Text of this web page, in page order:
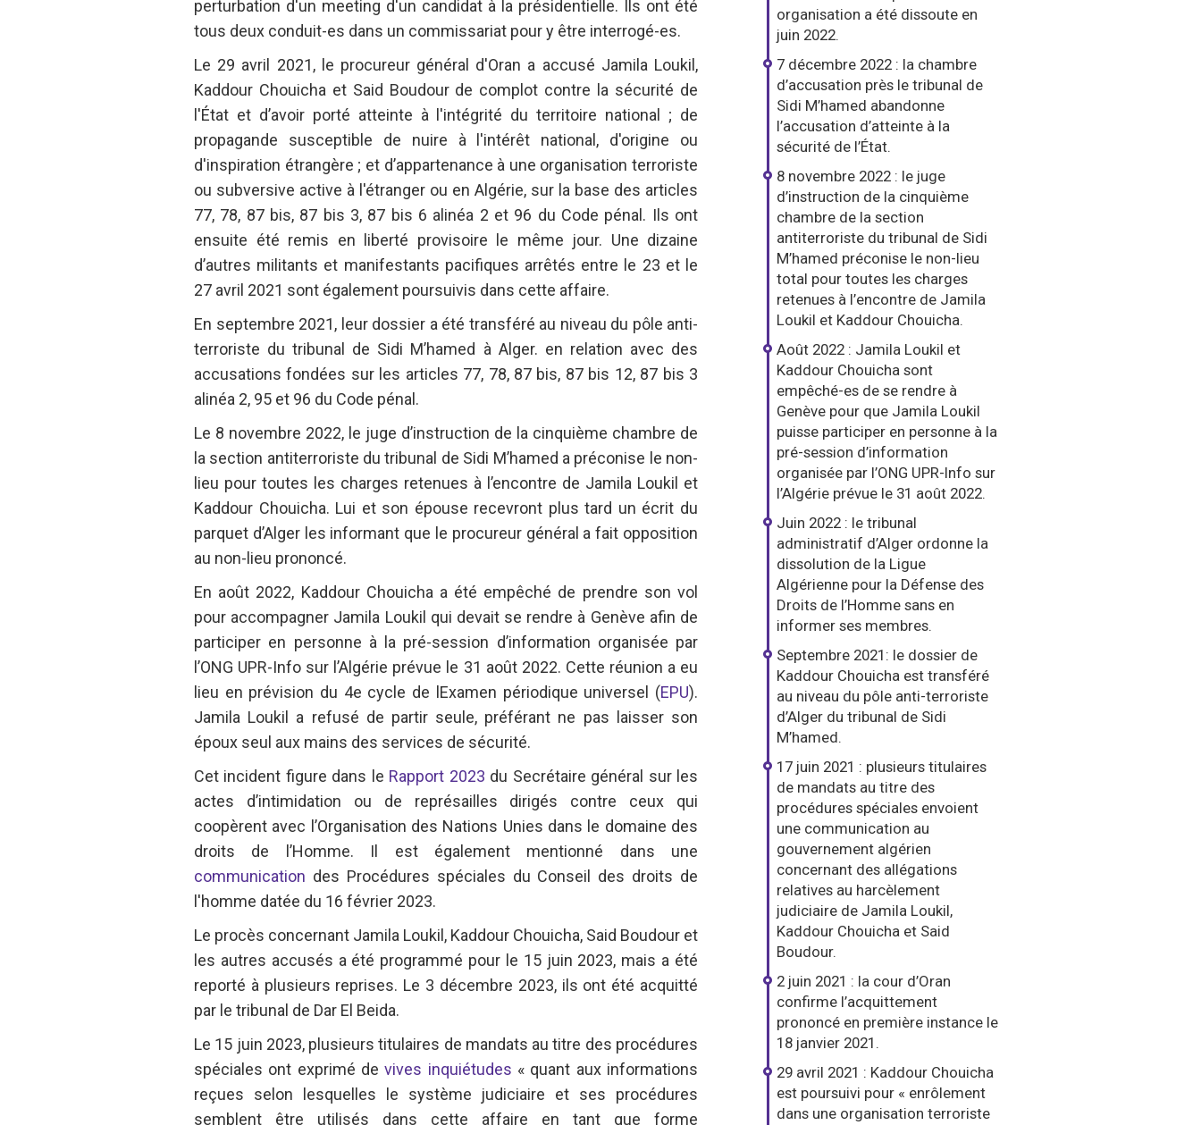
perturbation d'un meeting d'un candidat à la présidentielle. Ils ont été
tous deux conduit-es dans un commissariat pour y être interrogé-es.
Le 29 avril 2021, le procureur général d'Oran a accusé Jamila Loukil,
Kaddour Chouicha et Said Boudour de complot contre la sécurité de
l'État et d’avoir porté atteinte à l'intégrité du territoire national ; de
propagande susceptible de nuire à l'intérêt national, d'origine ou
d'inspiration étrangère ; et d’appartenance à une organisation terroriste
ou subversive active à l'étranger ou en Algérie, sur la base des articles
77, 78, 87 bis, 87 bis 3, 87 bis 6 alinéa 2 et 96 du Code pénal. Ils ont
ensuite été remis en liberté provisoire le même jour. Une dizaine
d’autres militants et manifestants pacifiques arrêtés entre le 23 et le
27 avril 2021 sont également poursuivis dans cette affaire.
En septembre 2021, leur dossier a été transféré au niveau du pôle anti-
terroriste du tribunal de Sidi M’hamed à Alger. en relation avec des
accusations fondées sur les articles 77, 78, 87 bis, 87 bis 12, 87 bis 3
alinéa 2, 95 et 96 du Code pénal.
Le 8 novembre 2022, le juge d’instruction de la cinquième chambre de
la section antiterroriste du tribunal de Sidi M’hamed a préconise le non-
lieu pour toutes les charges retenues à l’encontre de Jamila Loukil et
Kaddour Chouicha. Lui et son épouse recevront plus tard un écrit du
parquet d’Alger les informant que le procureur général a fait opposition
au non-lieu prononcé.
En août 2022, Kaddour Chouicha a été empêché de prendre son vol
pour accompagner Jamila Loukil qui devait se rendre à Genève afin de
participer en personne à la pré-session d’information organisée par
l’ONG UPR-Info sur l’Algérie prévue le 31 août 2022. Cette réunion a eu
lieu en prévision du 4e cycle de lExamen périodique universel (EPU).
Jamila Loukil a refusé de partir seule, préférant ne pas laisser son
époux seul aux mains des services de sécurité.
Cet incident figure dans le Rapport 2023 du Secrétaire général sur les
actes d’intimidation ou de représailles dirigés contre ceux qui
coopèrent avec l’Organisation des Nations Unies dans le domaine des
droits de l’Homme. Il est également mentionné dans une
communication des Procédures spéciales du Conseil des droits de
l'homme datée du 16 février 2023.
Le procès concernant Jamila Loukil, Kaddour Chouicha, Said Boudour et
les autres accusés a été programmé pour le 15 juin 2023, mais a été
reporté à plusieurs reprises. Le 3 décembre 2023, ils ont été acquitté
par le tribunal de Dar El Beida.
Le 15 juin 2023, plusieurs titulaires de mandats au titre des procédures
spéciales ont exprimé devives inquiétudes « quant aux informations
reçues selon lesquelles le système judiciaire et ses procédures
semblent être utilisés dans cette affaire en tant que forme
organisation a été dissoute en
juin 2022.
7 décembre 2022 : la chambre
d’accusation près le tribunal de
Sidi M’hamed abandonne
l’accusation d’atteinte à la
sécurité de l’État.
8 novembre 2022 : le juge
d’instruction de la cinquième
chambre de la section
antiterroriste du tribunal de Sidi
M’hamed préconise le non-lieu
total pour toutes les charges
retenues à l’encontre de Jamila
Loukil et Kaddour Chouicha.
Août 2022 : Jamila Loukil et
Kaddour Chouicha sont
empêché-es de se rendre à
Genève pour que Jamila Loukil
puisse participer en personne à la
pré-session d’information
organisée par l’ONG UPR-Info sur
l’Algérie prévue le 31 août 2022.
Juin 2022 : le tribunal
administratif d’Alger ordonne la
dissolution de la Ligue
Algérienne pour la Défense des
Droits de l’Homme sans en
informer ses membres.
Septembre 2021: le dossier de
Kaddour Chouicha est transféré
au niveau du pôle anti-terroriste
d’Alger du tribunal de Sidi
M’hamed.
17 juin 2021 : plusieurs titulaires
de mandats au titre des
procédures spéciales envoient
une communication au
gouvernement algérien
concernant des allégations
relatives au harcèlement
judiciaire de Jamila Loukil,
Kaddour Chouicha et Said
Boudour.
2 juin 2021 : la cour d’Oran
confirme l’acquittement
prononcé en première instance le
18 janvier 2021.
29 avril 2021 : Kaddour Chouicha
est poursuivi pour « enrôlement
dans une organisation terroriste